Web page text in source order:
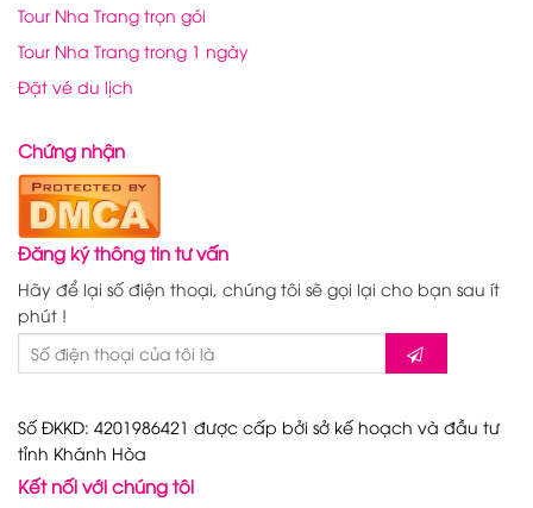
Tour Nha Trang trọn gói
Tour Nha Trang trong 1 ngày
Đặt vé du lịch
Chứng nhận
Đăng ký thông tin tư vấn
Hãy để lại số điện thoại, chúng tôi sẽ gọi lại cho bạn sau ít
phút !
Số ĐKKD: 4201986421 được cấp bởi sở kế hoạch và đầu tư
tỉnh Khánh Hòa
Kết nối với chúng tôi